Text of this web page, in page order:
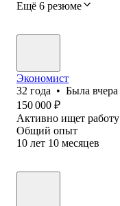
Ещё 6 резюме
Экономист
32 года • Была вчера
150 000 ₽
Активно ищет работу
Общий опыт
10 лет 10 месяцев